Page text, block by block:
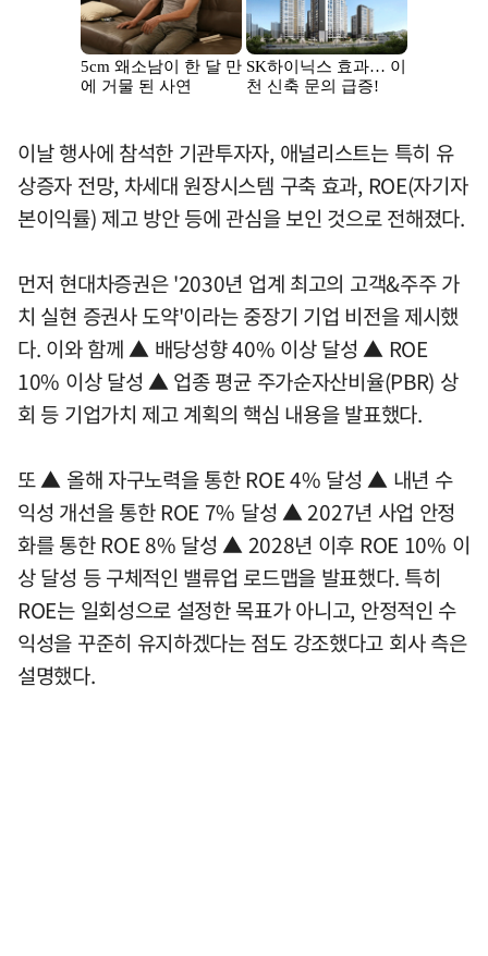
이날 행사에 참석한 기관투자자, 애널리스트는 특히 유
상증자 전망, 차세대 원장시스템 구축 효과, ROE(자기자
본이익률) 제고 방안 등에 관심을 보인 것으로 전해졌다.
먼저 현대차증권은 '2030년 업계 최고의 고객&주주 가
치 실현 증권사 도약'이라는 중장기 기업 비전을 제시했
다. 이와 함께 ▲ 배당성향 40% 이상 달성 ▲ ROE
10% 이상 달성 ▲ 업종 평균 주가순자산비율(PBR) 상
회 등 기업가치 제고 계획의 핵심 내용을 발표했다.
또 ▲ 올해 자구노력을 통한 ROE 4% 달성 ▲ 내년 수
익성 개선을 통한 ROE 7% 달성 ▲ 2027년 사업 안정
화를 통한 ROE 8% 달성 ▲ 2028년 이후 ROE 10% 이
상 달성 등 구체적인 밸류업 로드맵을 발표했다. 특히
ROE는 일회성으로 설정한 목표가 아니고, 안정적인 수
익성을 꾸준히 유지하겠다는 점도 강조했다고 회사 측은
설명했다.